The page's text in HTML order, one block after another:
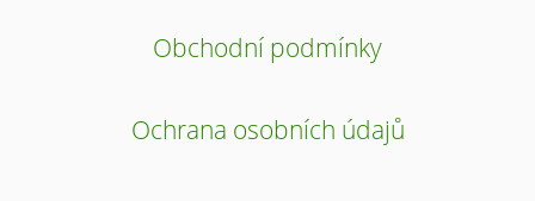
Obchodní podmínky
Ochrana osobních údajů